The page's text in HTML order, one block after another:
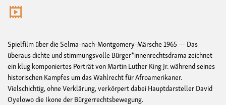
Spielfilm über die Selma-nach-Montgomery-Märsche 1965 — Das
überaus dichte und stimmungsvolle Bürger*innenrechtsdrama zeichnet
ein klug komponiertes Porträt von Martin Luther King Jr. während seines
historischen Kampfes um das Wahlrecht für Afroamerikaner.
Vielschichtig, ohne Verklärung, verkörpert dabei Hauptdarsteller David
Oyelowo die Ikone der Bürgerrechtsbewegung.